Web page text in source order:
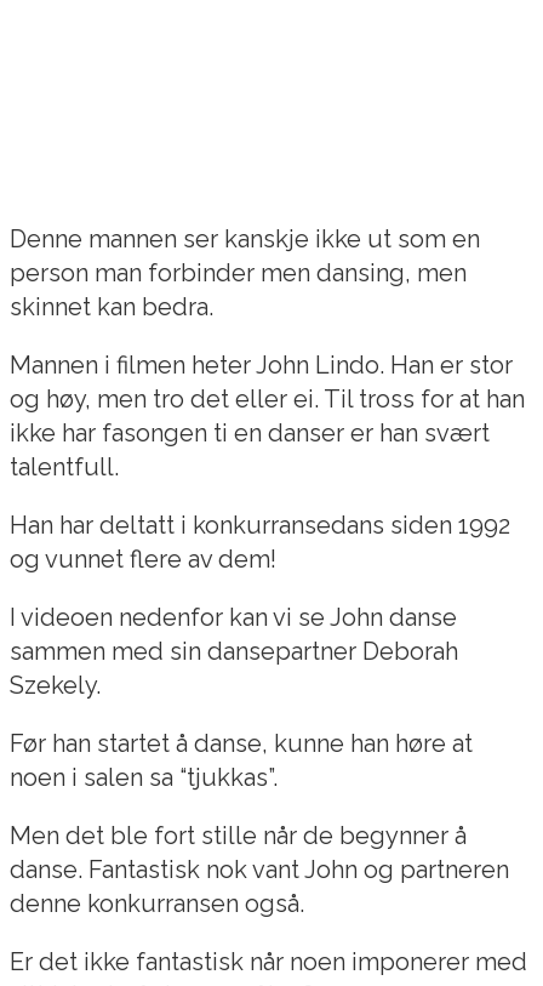
Denne mannen ser kanskje ikke ut som en
person man forbinder men dansing, men
skinnet kan bedra.
Mannen i filmen heter John Lindo. Han er stor
og høy, men tro det eller ei. Til tross for at han
ikke har fasongen ti en danser er han svært
talentfull.
Han har deltatt i konkurransedans siden 1992
og vunnet flere av dem!
I videoen nedenfor kan vi se John danse
sammen med sin dansepartner Deborah
Szekely.
Før han startet å danse, kunne han høre at
noen i salen sa “tjukkas”.
Men det ble fort stille når de begynner å
danse. Fantastisk nok vant John og partneren
denne konkurransen også.
Er det ikke fantastisk når noen imponerer med